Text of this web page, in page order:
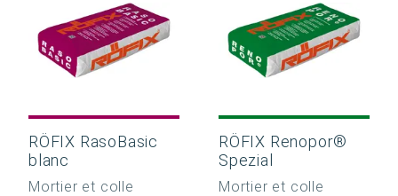
RÖFIX RasoBasic
blanc
Mortier et colle
RÖFIX Renopor®
Spezial
Mortier et colle